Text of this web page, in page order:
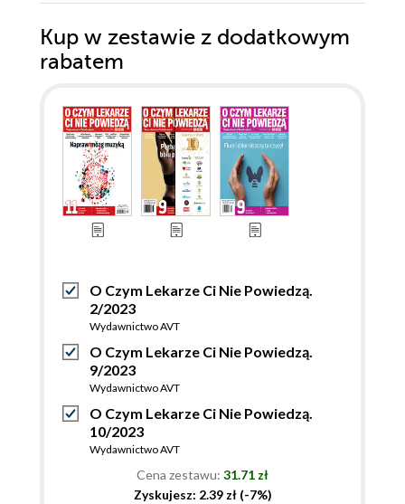
Kup w zestawie z dodatkowym
rabatem
O Czym Lekarze Ci Nie Powiedzą.
2/2023
Wydawnictwo AVT
O Czym Lekarze Ci Nie Powiedzą.
9/2023
Wydawnictwo AVT
O Czym Lekarze Ci Nie Powiedzą.
10/2023
Wydawnictwo AVT
Cena zestawu: 31.71 zł
Zyskujesz: 2.39 zł (-7%)